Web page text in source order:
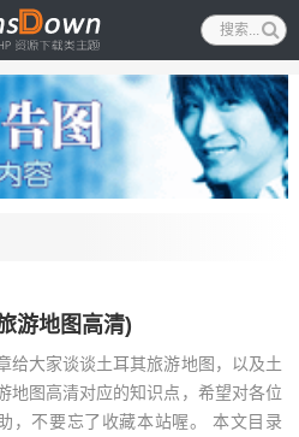
游地图高清)
给大家谈谈土耳其旅游地图，以及土
地图高清对应的知识点，希望对各位
，不要忘了收藏本站喔。 本文目录